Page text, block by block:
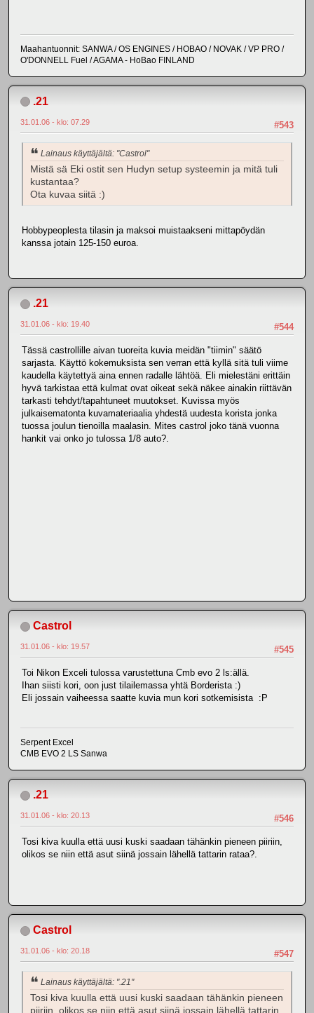
Maahantuonnit: SANWA / OS ENGINES / HOBAO / NOVAK / VP PRO /
O'DONNELL Fuel / AGAMA - HoBao FINLAND
.21
#543
31.01.06 - klo: 07.29
Lainaus käyttäjältä: "Castrol"
Mistä sä Eki ostit sen Hudyn setup systeemin ja mitä tuli
kustantaa?
Ota kuvaa siitä :)
Hobbypeoplesta tilasin ja maksoi muistaakseni mittapöydän
kanssa jotain 125-150 euroa.
.21
#544
31.01.06 - klo: 19.40
Tässä castrollille aivan tuoreita kuvia meidän "tiimin" säätö
sarjasta. Käyttö kokemuksista sen verran että kyllä sitä tuli viime
kaudella käytettyä aina ennen radalle lähtöä. Eli mielestäni erittäin
hyvä tarkistaa että kulmat ovat oikeat sekä näkee ainakin riittävän
tarkasti tehdyt/tapahtuneet muutokset. Kuvissa myös
julkaisematonta kuvamateriaalia yhdestä uudesta korista jonka
tuossa joulun tienoilla maalasin. Mites castrol joko tänä vuonna
hankit vai onko jo tulossa 1/8 auto?.
Castrol
#545
31.01.06 - klo: 19.57
Toi Nikon Exceli tulossa varustettuna Cmb evo 2 ls:ällä.
Ihan siisti kori, oon just tilailemassa yhtä Borderista :)
Eli jossain vaiheessa saatte kuvia mun kori sotkemisista :P
Serpent Excel
CMB EVO 2 LS Sanwa
.21
#546
31.01.06 - klo: 20.13
Tosi kiva kuulla että uusi kuski saadaan tähänkin pieneen piiriin,
olikos se niin että asut siinä jossain lähellä tattarin rataa?.
Castrol
#547
31.01.06 - klo: 20.18
Lainaus käyttäjältä: ".21"
Tosi kiva kuulla että uusi kuski saadaan tähänkin pieneen
piiriin, olikos se niin että asut siinä jossain lähellä tattarin